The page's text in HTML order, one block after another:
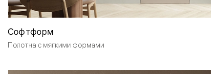
Софтформ
Полотна с мягкими формами